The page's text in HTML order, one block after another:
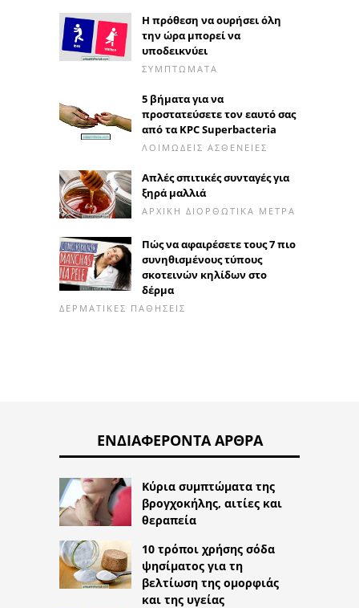
Η πρόθεση να ουρήσει όλη
την ώρα μπορεί να
υποδεικνύει
ΣΥΜΠΤΏΜΑΤΑ
5 βήματα για να
προστατεύσετε τον εαυτό σας
από τα KPC Superbacteria
ΛΟΙΜΏΔΕΙΣ ΑΣΘΈΝΕΙΕΣ
Απλές σπιτικές συνταγές για
ξηρά μαλλιά
ΑΡΧΙΚΉ ΔΙΟΡΘΩΤΙΚΆ ΜΈΤΡΑ
Πώς να αφαιρέσετε τους 7 πιο
συνηθισμένους τύπους
σκοτεινών κηλίδων στο
δέρμα
ΔΕΡΜΑΤΙΚΈΣ ΠΑΘΉΣΕΙΣ
ΕΝΔΙΑΦΈΡΟΝΤΑ ΆΡΘΡΑ
Κύρια συμπτώματα της
βρογχοκήλης, αιτίες και
θεραπεία
10 τρόποι χρήσης σόδα
ψησίματος για τη
βελτίωση της ομορφιάς
και της υγείας